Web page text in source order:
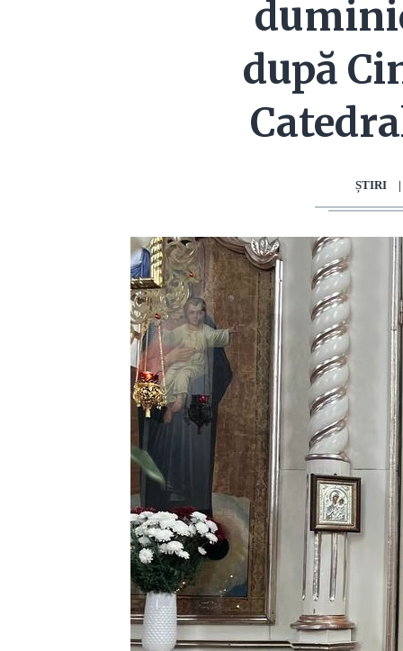
după
ȘTIRI |